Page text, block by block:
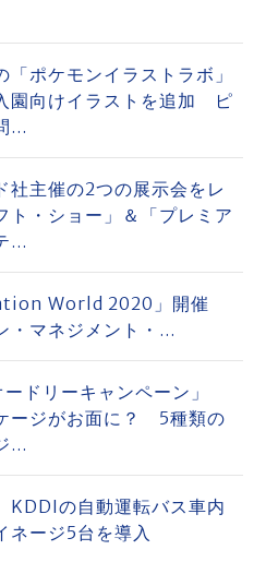
「ポケモンイラストラボ」
園向けイラストを追加 ピ
...
社主催の2つの展示会をレ
・ショー」＆「プレミア
...
World 2020」開催
・マネジメント・...
ードリーキャンペーン」
ージがお面に？ 5種類の
...
の自動運転バス車内
ネージ5台を導入